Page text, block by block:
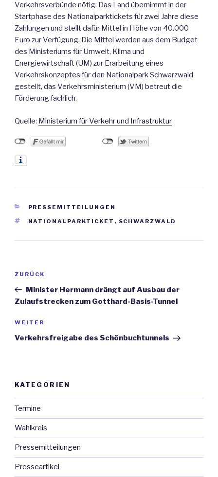
Verkehrsverbünde nötig. Das Land übernimmt in der
Startphase des Nationalparktickets für zwei Jahre diese
Zahlungen und stellt dafür Mittel in Höhe von 40.000
Euro zur Verfügung. Die Mittel werden aus dem Budget
des Ministeriums für Umwelt, Klima und
Energiewirtschaft (UM) zur Erarbeitung eines
Verkehrskonzeptes für den Nationalpark Schwarzwald
gestellt, das Verkehrsministerium (VM) betreut die
Förderung fachlich.
Quelle: Ministerium für Verkehr und Infrastruktur
KATEGORIEN
PRESSEMITTEILUNGEN
SCHLAGWÖRTER
NATIONALPARKTICKET , SCHWARZWALD
Beitrags-
Vorheriger
Beitrag
ZURÜCK
Minister Hermann drängt auf Ausbau der
Zulaufstrecken zum Gotthard-Basis-Tunnel
Nächster
Beitrag
WEITER
Verkehrsfreigabe des Schönbuchtunnels
KATEGORIEN
Termine
Wahlkreis
Pressemitteilungen
Presseartikel